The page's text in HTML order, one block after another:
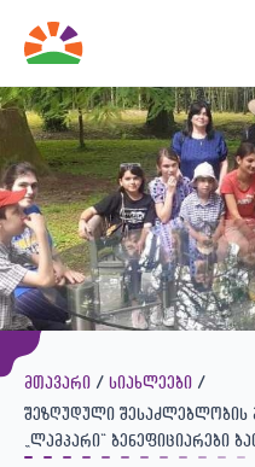
მთავარი
სიახლეები
შეზღუდული შესაძლებლობის
„ლამპარი“ ბენეფიციარები